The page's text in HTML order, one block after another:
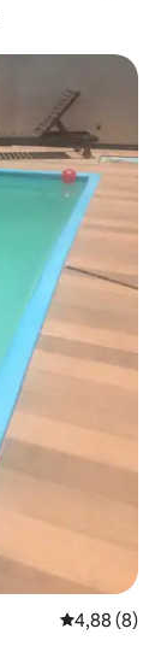
4,88 (8)